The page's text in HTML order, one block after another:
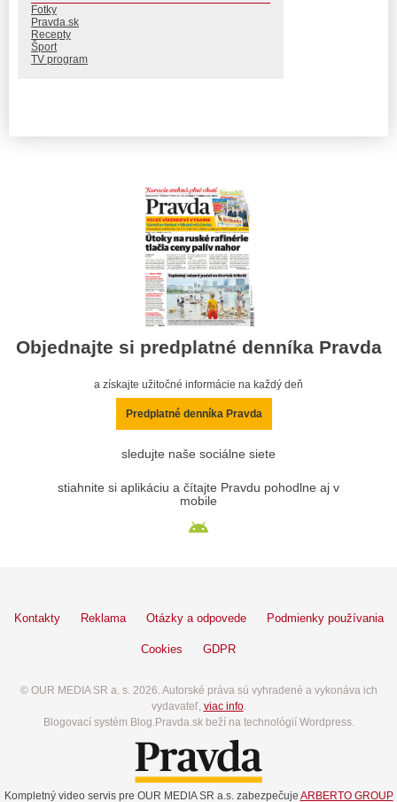
Fotky
Pravda.sk
Recepty
Šport
TV program
Objednajte si predplatné denníka Pravda
a získajte užitočné informácie na každý deň
Predplatné denníka Pravda
sledujte naše sociálne siete
stiahnite si aplikáciu a čítajte Pravdu pohodlne aj v
mobile
Kontakty Reklama Otázky a odpovede Podmienky používania
Cookies GDPR
© OUR MEDIA SR a. s. 2026. Autorské práva sú vyhradené a vykonáva ich
vydavateľ, viac info.
Blogovací systém Blog.Pravda.sk beží na technológií Wordpress.
Kompletný video servis pre OUR MEDIA SR a.s. zabezpečuje ARBERTO GROUP